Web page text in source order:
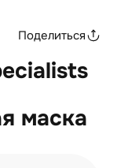
Поделиться
маска